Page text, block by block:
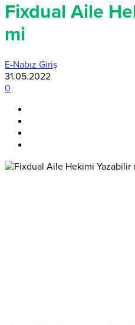
Fixdual Aile
mi
E-Nabız Giriş
31.05.2022
0